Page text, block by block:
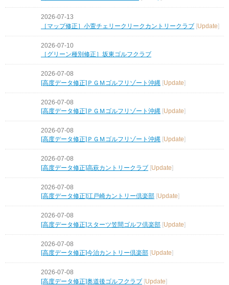
2026-07-13
［マップ修正］小萱チェリークリークカントリークラブ [Update]
2026-07-10
［グリーン種別修正］坂東ゴルフクラブ
2026-07-08
[高度データ修正]ＰＧＭゴルフリゾート沖縄 [Update]
2026-07-08
[高度データ修正]ＰＧＭゴルフリゾート沖縄 [Update]
2026-07-08
[高度データ修正]ＰＧＭゴルフリゾート沖縄 Update
2026-07-08
[高度データ修正]高萩カントリークラブ [Update]
2026-07-08
[高度データ修正]江戸崎カントリー倶楽部 Update
2026-07-08
[高度データ修正]スターツ笠間ゴルフ倶楽部 [Update]
2026-07-08
[高度データ修正]今治カントリー倶楽部 Update
2026-07-08
[高度データ修正]奥道後ゴルフクラブ [Update]